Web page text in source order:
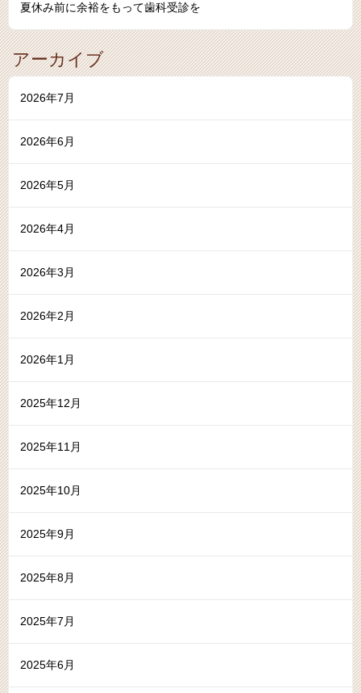
夏休み前に余裕をもって歯科受診を
アーカイブ
2026年7月
2026年6月
2026年5月
2026年4月
2026年3月
2026年2月
2026年1月
2025年12月
2025年11月
2025年10月
2025年9月
2025年8月
2025年7月
2025年6月